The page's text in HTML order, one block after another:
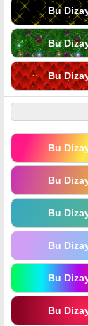
Bu
Bu
Bu
Bu
Bu
Bu
Bu
Bu
Bu